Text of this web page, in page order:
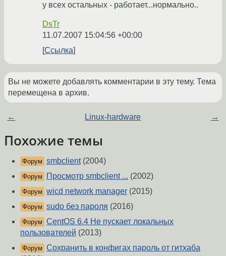
у всех остальных - работает...нормально..
DsTr
11.07.2007 15:04:56 +00:00
Ссылка
Вы не можете добавлять комментарии в эту тему. Тема
перемещена в архив.
← Linux-hardware →
Похожие темы
Форум smbclient(2004)
Форум Просмотр smbclient ... (2002)
Форум wicd network manager (2015)
Форум sudo без пароля (2016)
Форум CentOS 6.4 Не пускает локальных
пользователей (2013)
Форум Сохранить в конфигах пароль от гитхаба